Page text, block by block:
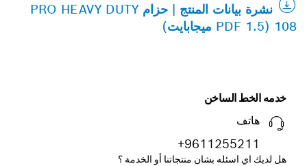
نشرة بيانات المنتج | حزام PRO HEAVY DUTY
108 (PDF 1.5 ميجابايت)
خدمه الخط الساخن
هاتف
+9611255211
هل لديك اي اسئله بشان منتجاتنا أو الخدمة ؟